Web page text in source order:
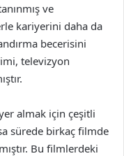
ve
kariyerini daha da
becerisini
televizyon
almak için çeşitli
sürede birkaç filmde
Bu filmlerdeki